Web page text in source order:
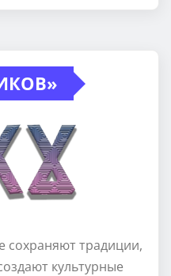
сохраняют традиции,
культурные